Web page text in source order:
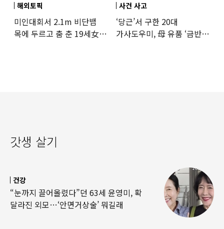
해외토픽
미인대회서 2.1m 비단뱀
목에 두르고 춤 춘 19세女
사건 사고
‘당근’서 구한 20대
가사도우미, 母 유품 ‘금반지
갓생 살기
건강
“눈까지 끌어올렸다”던 63세 윤영미, 확
달라진 외모…‘안면거상술’ 뭐길래